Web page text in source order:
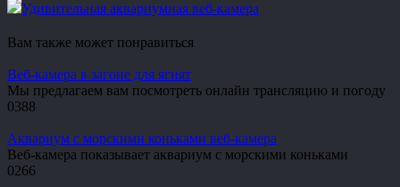
Удивительная аквариумная веб-камера
Вам также может понравиться
Веб-камера в загоне для ягнят
Мы предлагаем вам посмотреть онлайн трансляцию и погоду
0388
Аквариум с морскими коньками веб-камера
Веб-камера показывает аквариум с морскими коньками
0266